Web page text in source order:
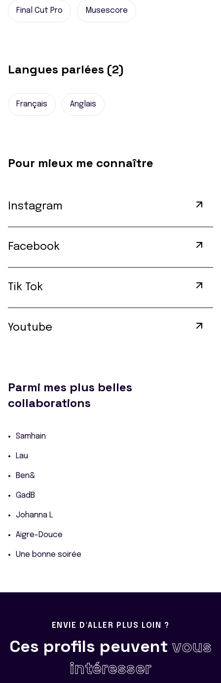
Final Cut Pro Musescore
Langues parlées (2)
Français Anglais
Pour mieux me connaître
Instagram
Facebook
Tik Tok
Youtube
Parmi mes plus belles
collaborations
Samhain
Lau
Ben&
GadB
Johanna L
Aigre-Douce
Une bonne soirée
ENVIE D'ALLER PLUS LOIN ?
Ces profils peuvent vous
intéresser